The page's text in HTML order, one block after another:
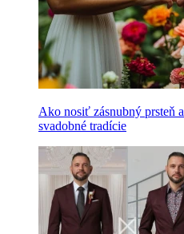
Ako nosiť zásnubný prsteň
svadobné tradície